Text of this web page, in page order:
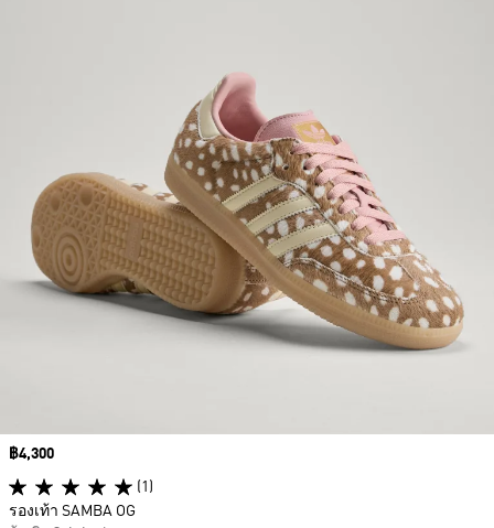
Price
฿4,300
(1)
รองเท้า SAMBA OG